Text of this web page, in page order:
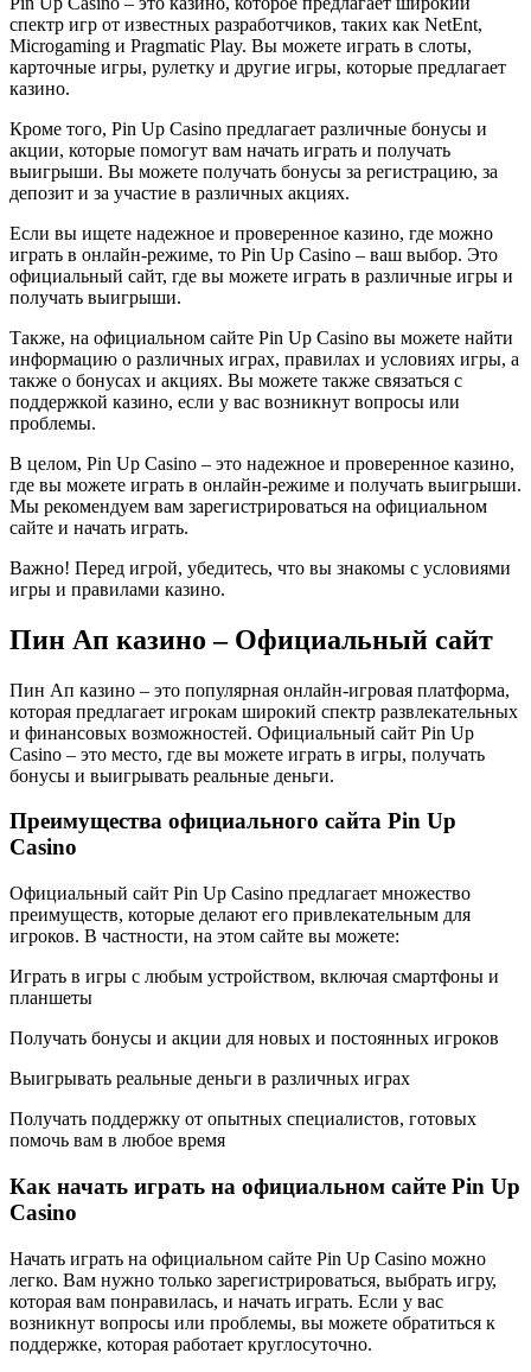
спектр игр от известных разработчиков, таких как NetEnt,
Microgaming и Pragmatic Play. Вы можете играть в слоты,
карточные игры, рулетку и другие игры, которые предлагает
казино.
Кроме того, Pin Up Casino предлагает различные бонусы и
акции, которые помогут вам начать играть и получать
выигрыши. Вы можете получать бонусы за регистрацию, за
депозит и за участие в различных акциях.
Если вы ищете надежное и проверенное казино, где можно
играть в онлайн-режиме, то Pin Up Casino – ваш выбор. Это
официальный сайт, где вы можете играть в различные игры и
получать выигрыши.
Также, на официальном сайте Pin Up Casino вы можете найти
информацию о различных играх, правилах и условиях игры, а
также о бонусах и акциях. Вы можете также связаться с
поддержкой казино, если у вас возникнут вопросы или
проблемы.
В целом, Pin Up Casino – это надежное и проверенное казино,
где вы можете играть в онлайн-режиме и получать выигрыши.
Мы рекомендуем вам зарегистрироваться на официальном
сайте и начать играть.
Важно! Перед игрой, убедитесь, что вы знакомы с условиями
игры и правилами казино.
Пин Ап казино – Официальный сайт
Пин Ап казино – это популярная онлайн-игровая платформа,
которая предлагает игрокам широкий спектр развлекательных
и финансовых возможностей. Официальный сайт Pin Up
Casino – это место, где вы можете играть в игры, получать
бонусы и выигрывать реальные деньги.
Преимущества официального сайта Pin Up
Casino
Официальный сайт Pin Up Casino предлагает множество
преимуществ, которые делают его привлекательным для
игроков. В частности, на этом сайте вы можете:
Играть в игры с любым устройством, включая смартфоны и
планшеты
Получать бонусы и акции для новых и постоянных игроков
Выигрывать реальные деньги в различных играх
Получать поддержку от опытных специалистов, готовых
помочь вам в любое время
Как начать играть на официальном сайте Pin Up
Casino
Начать играть на официальном сайте Pin Up Casino можно
легко. Вам нужно только зарегистрироваться, выбрать игру,
которая вам понравилась, и начать играть. Если у вас
возникнут вопросы или проблемы, вы можете обратиться к
поддержке, которая работает круглосуточно.